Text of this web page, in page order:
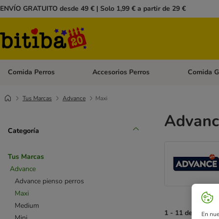
ENVÍO GRATUITO desde 49 € | Solo 1,99 € a partir de 29 €
Comida Perros Menú de categoria abierto: Comida Perros
Accesorios Perros Menú de
Comida
Tus Marcas Advance Maxi
Categoría
Tus Marcas
Advance
Advance pienso perros
Maxi
Medium
1 - 11 de 11En